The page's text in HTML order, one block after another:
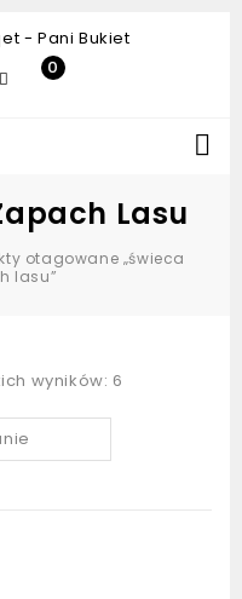
0
Lasu
otagowane „świeca
lasu”
wyników: 6